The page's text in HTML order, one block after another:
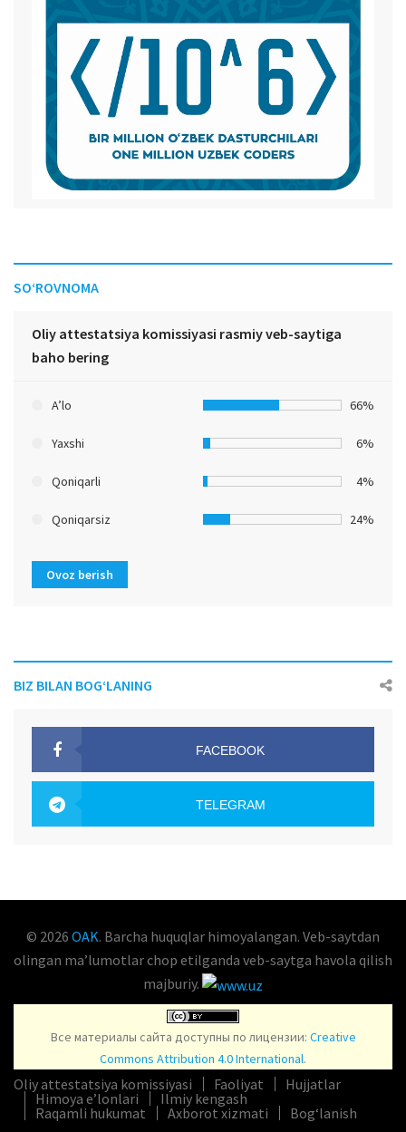
SO‘ROVNOMA
Oliy attestatsiya komissiyasi rasmiy veb-saytiga
baho bering
A’lo 66%
Yaxshi 6%
Qoniqarli 4%
Qoniqarsiz 24%
Ovoz berish
BIZ BILAN BOG‘LANING
FACEBOOK
TELEGRAM
© 2026 OAK. Barcha huquqlar himoyalangan. Veb-saytdan
olingan maʼlumotlar chop etilganda veb-saytga havola qilish
majburiy.
Все материалы сайта доступны по лицензии: Creative
Commons Attribution 4.0 International.
Oliy attestatsiya komissiyasi Faoliyat
Hujjatlar
Himoya e’lonlari
Ilmiy kengash
Raqamli hukumat
Axborot xizmati Bog‘lanish